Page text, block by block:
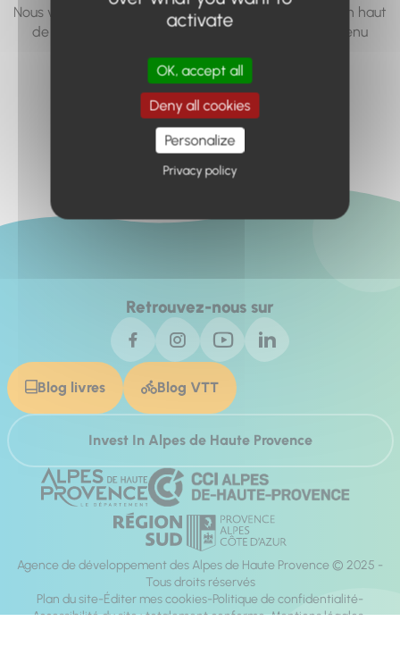
Nous vous invitons à utiliser le moteur de recherche en haut
de page, ou à utiliser le menu pour trouver le contenu
Retour à l'accueil
Retrouvez-nous sur
Blog livres Blog VTT
Invest In Alpes de Haute Provence
Agence de développement des Alpes de Haute Provence © 2025 -
Tous droits réservés
Plan du site Éditer mes cookies Politique de confidentialité
Accessibilité du site : totalement conforme Mentions légales
activate
OK, accept all
Deny all cookies
Personalize
Privacy policy